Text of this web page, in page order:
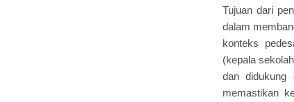
Tujuan dari
dalam
konteks
(kepala
dan didukung
memastikan